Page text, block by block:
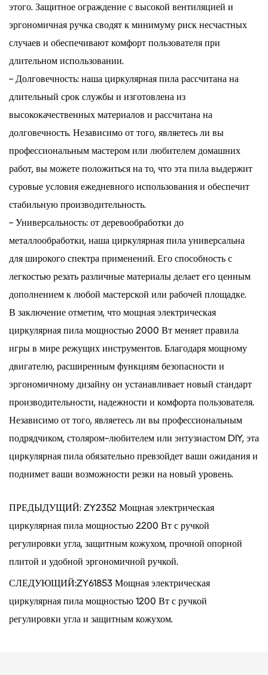
этого. Защитное ограждение с высокой вентиляцией и
эргономичная ручка сводят к минимуму риск несчастных
случаев и обеспечивают комфорт пользователя при
длительном использовании.
- Долговечность: наша циркулярная пила рассчитана на
длительный срок службы и изготовлена ​​из
высококачественных материалов и рассчитана на
долговечность. Независимо от того, являетесь ли вы
профессиональным мастером или любителем домашних
работ, вы можете положиться на то, что эта пила выдержит
суровые условия ежедневного использования и обеспечит
стабильную производительность.
- Универсальность: от деревообработки до
металлообработки, наша циркулярная пила универсальна
для широкого спектра применений. Его способность с
легкостью резать различные материалы делает его ценным
дополнением к любой мастерской или рабочей площадке.
В заключение отметим, что мощная электрическая
циркулярная пила мощностью 2000 Вт меняет правила
игры в мире режущих инструментов. Благодаря мощному
двигателю, расширенным функциям безопасности и
эргономичному дизайну он устанавливает новый стандарт
производительности, надежности и комфорта пользователя.
Независимо от того, являетесь ли вы профессиональным
подрядчиком, столяром-любителем или энтузиастом DIY, эта
циркулярная пила обязательно превзойдет ваши ожидания и
поднимет ваши возможности резки на новый уровень.
ПРЕДЫДУЩИЙ: ZY2352 Мощная электрическая
циркулярная пила мощностью 2200 Вт с ручкой
регулировки угла, защитным кожухом, прочной опорной
плитой и удобной эргономичной ручкой.
СЛЕДУЮЩИЙ:ZY61853 Мощная электрическая
циркулярная пила мощностью 1200 Вт с ручкой
регулировки угла и защитным кожухом.